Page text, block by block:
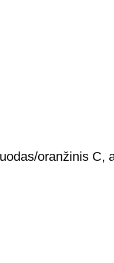
oranžinis C,